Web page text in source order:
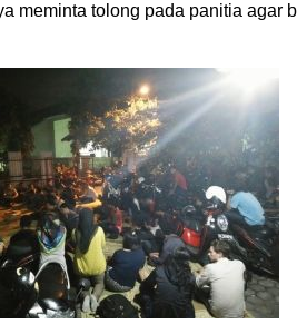
meminta tolong pada panitia agar